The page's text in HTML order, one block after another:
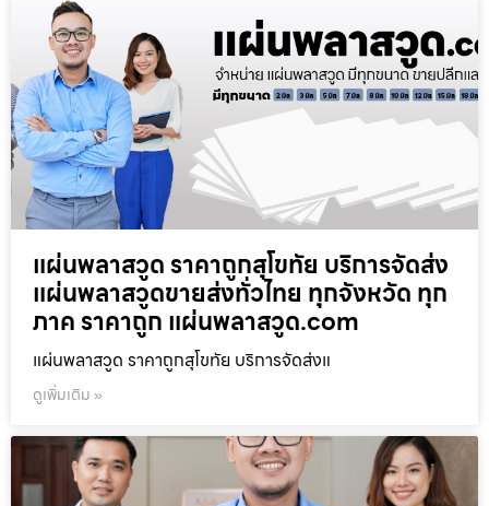
แผ่นพลาสวูด ราคาถูกสุโขทัย บริการจัดส่ง
แผ่นพลาสวูดขายส่งทั่วไทย ทุกจังหวัด ทุก
ภาค ราคาถูก แผ่นพลาสวูด.com
แผ่นพลาสวูด ราคาถูกสุโขทัย บริการจัดส่งแ
ดูเพิ่มเติม »